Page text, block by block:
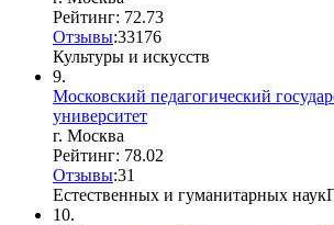
Рейтинг: 72.73
Отзывы:33176
Культуры и искусств
9.
Московский педагогический
университет
г. Москва
Рейтинг: 78.02
Отзывы:31
Естественных и гуманитарных наук
10.